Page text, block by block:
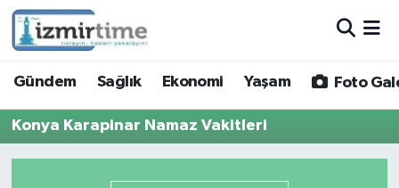
Gündem Sağlık Ekonomi Yaşam Foto
Konya Karapinar Namaz Vakitleri
Sağlık
Ekonomi
Hava Durumu
İzmir Namaz Vakitleri